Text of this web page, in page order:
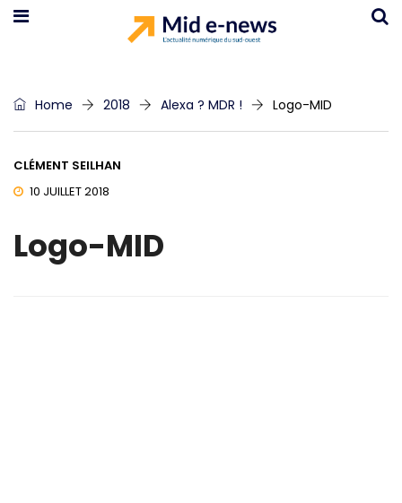
Home 2018 Alexa ? MDR ! Logo-MID
CLÉMENT SEILHAN
10 JUILLET 2018
Logo-MID